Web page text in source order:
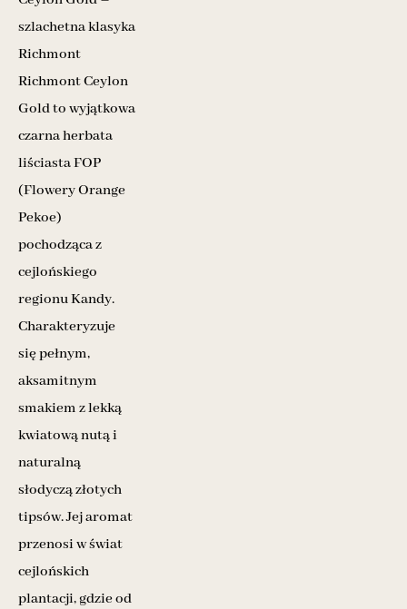
szlachetna klasyka
Richmont
Richmont Ceylon
Gold to wyjątkowa
czarna herbata
liściasta FOP
(Flowery Orange
Pekoe)
pochodząca z
cejlońskiego
regionu Kandy.
Charakteryzuje
się pełnym,
aksamitnym
smakiem z lekką
kwiatową nutą i
naturalną
słodyczą złotych
tipsów. Jej aromat
przenosi w świat
cejlońskich
plantacji, gdzie od